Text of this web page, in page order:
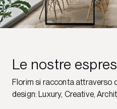
Le nostre
Florim si racconta attraverso
design: Luxury, Creative,